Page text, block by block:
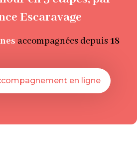
Escaravage
accompagnées depuis 18
en ligne